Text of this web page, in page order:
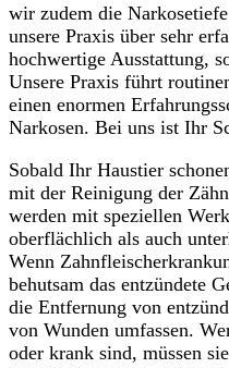
wir zudem die
unsere Praxis über sehr
hochwertige Ausstattung,
Unsere Praxis führt
einen enormen
Narkosen. Bei uns ist Ihr
Sobald Ihr Haustier
mit der Reinigung der
werden mit speziellen
oberflächlich als auch
Wenn
behutsam das entzündete
die Entfernung von
von Wunden umfassen.
oder krank sind, müssen